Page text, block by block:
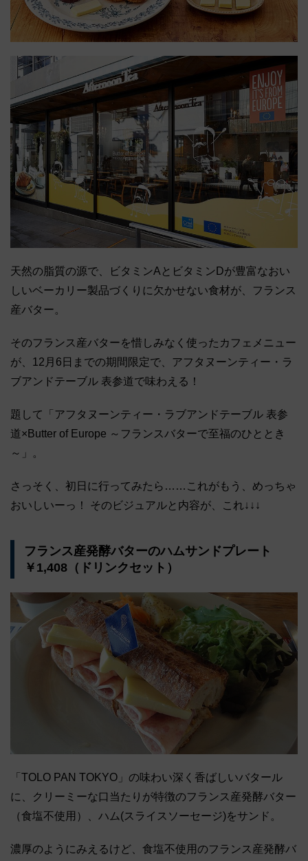
天然の脂質の源で、ビタミンAとビタミンDが豊富なおい
しいベーカリー製品づくりに欠かせない食材が、フランス
産バター。
そのフランス産バターを惜しみなく使ったカフェメニュー
が、12月6日までの期間限定で、アフタヌーンティー・ラ
ブアンドテーブル 表参道で味わえる！
題して「アフタヌーンティー・ラブアンドテーブル 表参
道×Butter of Europe ～フランスバターで至福のひととき
～」。
さっそく、初日に行ってみたら……これがもう、めっちゃ
おいしいーっ！ そのビジュアルと内容が、これ↓↓↓
フランス産発酵バターのハムサンドプレート
￥1,408（ドリンクセット）
「TOLO PAN TOKYO」の味わい深く香ばしいバタール
に、クリーミーな口当たりが特徴のフランス産発酵バター
（食塩不使用）、ハム(スライスソーセージ)をサンド。
濃厚のようにみえるけど、食塩不使用のフランス産発酵バ